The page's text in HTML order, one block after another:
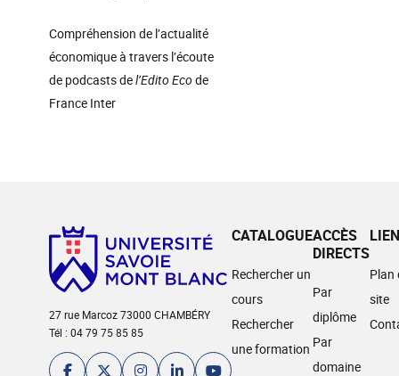
Compréhension de l’actualité
économique à travers l’écoute
de podcasts del’Edito Ecode
France Inter
27 rue Marcoz 73000 CHAMBÉRY
Tél : 04 79 75 85 85
CATALOGUE
Rechercher un
cours
Rechercher
une formation
ACCÈS
DIRECTS
Par
diplôme
Par
domaine
Plan
site